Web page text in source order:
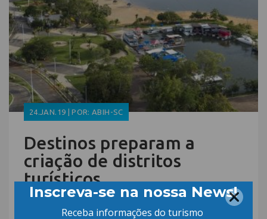
24.JAN.19 | POR: ABIH-SC
Destinos preparam a
criação de distritos
turísticos
16.NOV.18 | POR: ABIH-SC